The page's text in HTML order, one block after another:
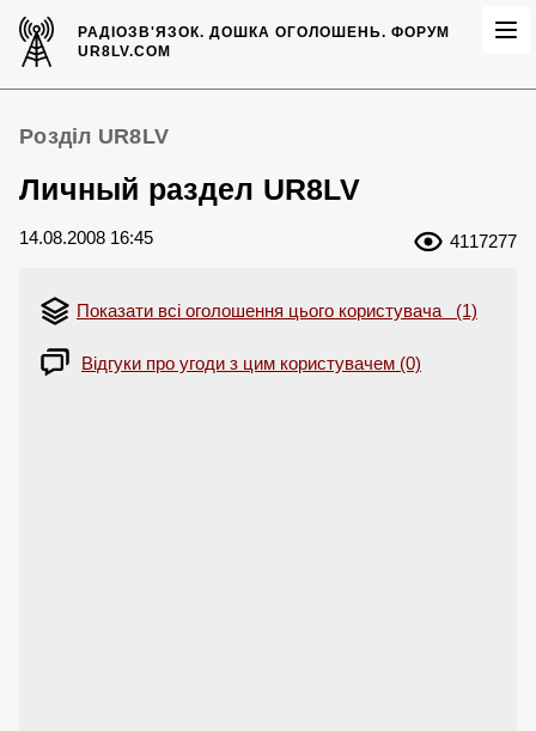
РАДІОЗВ'ЯЗОК.ДОШКА ОГОЛОШЕНЬ. ФОРУМ
UR8LV.COM
Розділ UR8LV
Личный раздел UR8LV
14.08.2008 16:45 4117277
Показати всі оголошення цього користувача (1)
Відгуки про угоди з цим користувачем (0)